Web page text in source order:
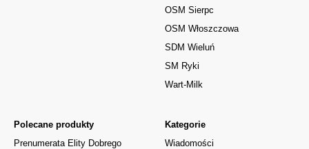
Kategorie
Wiadomości
Polecane produkty
Prenumerata Elity Dobrego
OSM Sierpc
OSM Włoszczowa
SDM Wieluń
SM Ryki
Wart-Milk